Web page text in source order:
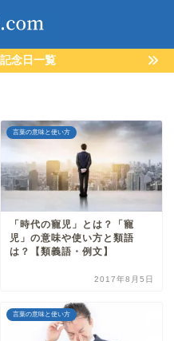
念日一覧
言葉の意味と使い方
「時代の寵児」とは？「寵
児」の意味や使い方と類語
は？【類義語・例文】
2017年8月5日
言葉の意味と使い方